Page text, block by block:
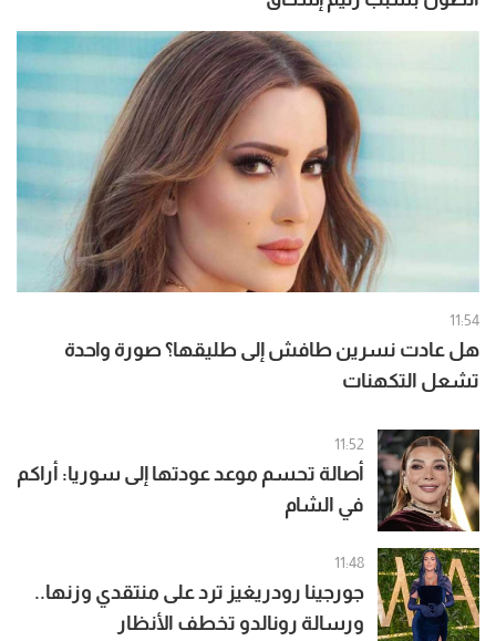
11:54
هل عادت نسرين طافش إلى طليقها؟ صورة واحدة
تشعل التكهنات
11:52
أصالة تحسم موعد عودتها إلى سوريا: أراكم
في الشام
11:48
جورجينا رودريغيز ترد على منتقدي وزنها..
ورسالة رونالدو تخطف الأنظار